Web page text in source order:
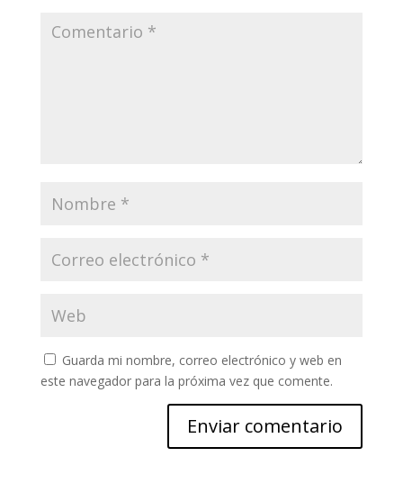
Guarda mi nombre, correo electrónico y web en
este navegador para la próxima vez que comente.